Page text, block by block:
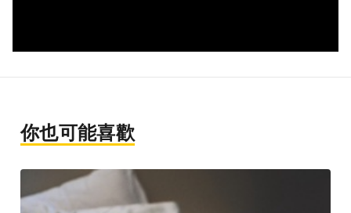
你也可能喜歡